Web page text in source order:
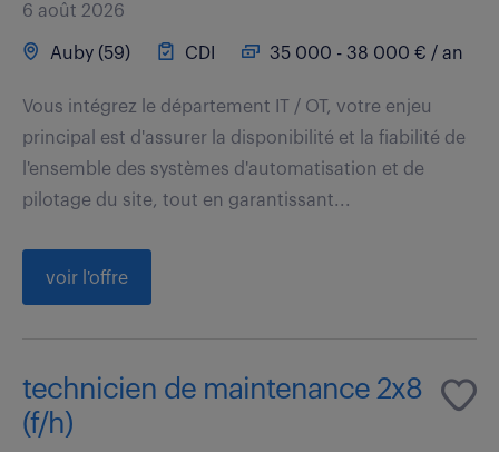
6 août 2026
Auby (59) CDI 35 000 - 38 000 € / an
Vous intégrez le département IT / OT, votre enjeu
principal est d'assurer la disponibilité et la fiabilité de
l'ensemble des systèmes d'automatisation et de
pilotage du site, tout en garantissant...
voir l'offre
technicien de maintenance 2x8
(f/h)